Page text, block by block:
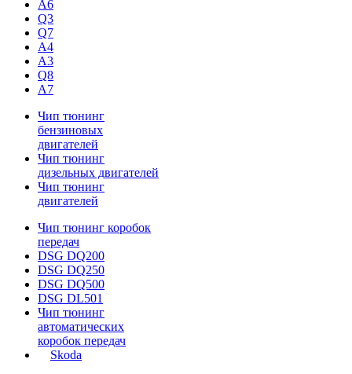
A6
Q3
Q7
A4
A3
Q8
A7
Чип тюнинг
бензиновых
двигателей
Чип тюнинг
дизельных двигателей
Чип тюнинг
двигателей
Чип тюнинг коробок
передач
DSG DQ200
DSG DQ250
DSG DQ500
DSG DL501
Чип тюнинг
автоматических
коробок передач
Skoda